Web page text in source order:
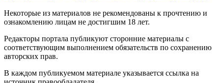
Некоторые из материалов не рекомендованы к прочтению и
ознакомлению лицам не достигшим 18 лет.
Редакторы портала публикуют сторонние материалы с
соответствующим выполнением обязательств по сохранению
авторских прав.
В каждом публикуемом материале указывается ссылка на